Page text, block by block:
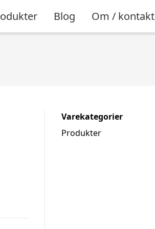
Blog Om / kontakt
Varekategorier
Produkter